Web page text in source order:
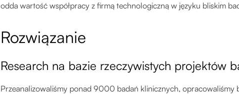
odda wartość współpracy z firmą technologiczną w języku bliskim
Rozwiązanie
Research na bazie rzeczywistych projektów
Przeanalizowaliśmy ponad 9000 badań klinicznych, opracowaliśmy